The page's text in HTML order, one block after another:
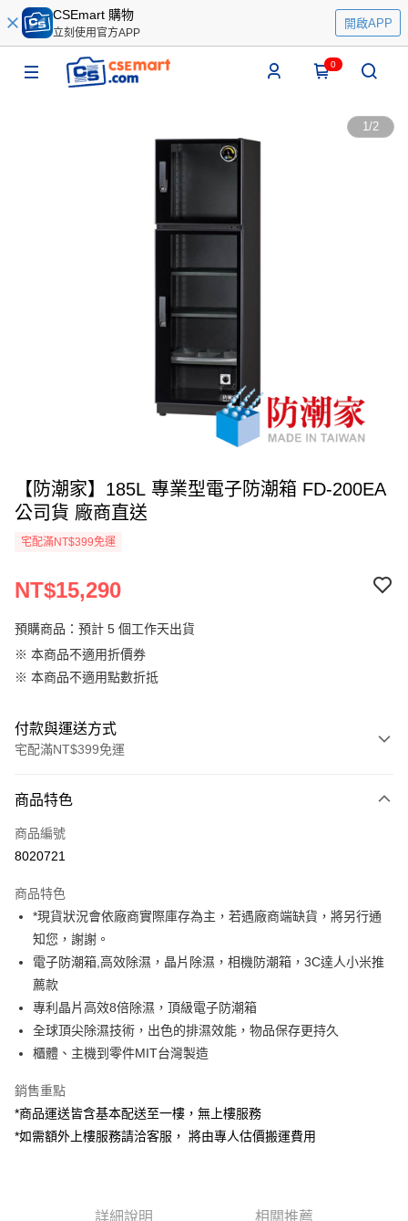
CSEmart 購物
立刻使用官方APP
開啟APP
0
1/2
【防潮家】185L 專業型電子防潮箱 FD-200EA
公司貨 廠商直送
宅配滿NT$399免運
NT$15,290
預購商品：預計 5 個工作天出貨
※ 本商品不適用折價券
※ 本商品不適用點數折抵
付款與運送方式
宅配滿NT$399免運
信用卡一次付款
信用卡分期付款
合作金庫商業銀行
華南商業銀行
彰化商業銀行
上海商業儲蓄銀行
國泰世華商業銀行
兆豐國際商業銀行
臺灣中小企業銀行
匯豐（台灣）商業銀行
華泰商業銀行
聯邦商業銀行
遠東國際商業銀行
元大商業銀行
永豐商業銀行
玉山商業銀行
台灣樂天信用卡公司
6 期 0 利率 每期
華南商業銀行
上海商業儲蓄銀行
台北富邦商業銀行
國泰世華商業銀行
臺灣中小企業銀行
台中商業銀行
匯豐（台灣）商業銀行
華泰商業銀行
聯邦商業銀行
元大商業銀行
玉山商業銀行
台灣樂天信用卡公司
12 期 0 利率 每期 NT$1,274 21家銀行
合作金庫商業銀行
第一商業銀行
上海商業儲蓄銀行
國泰世華商業銀行
兆豐國際商業銀行
臺灣中小企業銀行
台中商業銀行
匯豐（台灣）商業銀行
元大商業銀行
玉山商業銀行
星展（台灣）商業銀行
台新國際商業銀行
中國信託商業銀行
LINE Pay
Apple Pay
街口支付
悠遊付
Google Pay
全支付
商品特色
商品編號
8020721
商品特色
*現貨狀況會依廠商實際庫存為主，若遇廠商端缺貨，將另行通
知您，謝謝。
電子防潮箱,高效除濕，晶片除濕，相機防潮箱，3C達人小米推
薦款
專利晶片高效8倍除濕，頂級電子防潮箱
全球頂尖除濕技術，出色的排濕效能，物品保存更持久
櫃體、主機到零件MIT台灣製造
銷售重點
*商品運送皆含基本配送至一樓，無上樓服務
*如需額外上樓服務請洽客服， 將由專人估價搬運費用
詳細說明 相關推薦